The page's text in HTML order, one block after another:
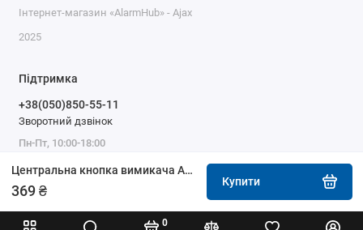
0
Центральна кнопка вимикача Ajax CenterButton (1-gang/2-way) димчаста
369 ₴
Купити
Інтернет-магазин «AlarmHub» - Ajax
2025
Підтримка
+38(050)850-55-11
Зворотний дзвінок
Пн-Пт, 10:00-18:00